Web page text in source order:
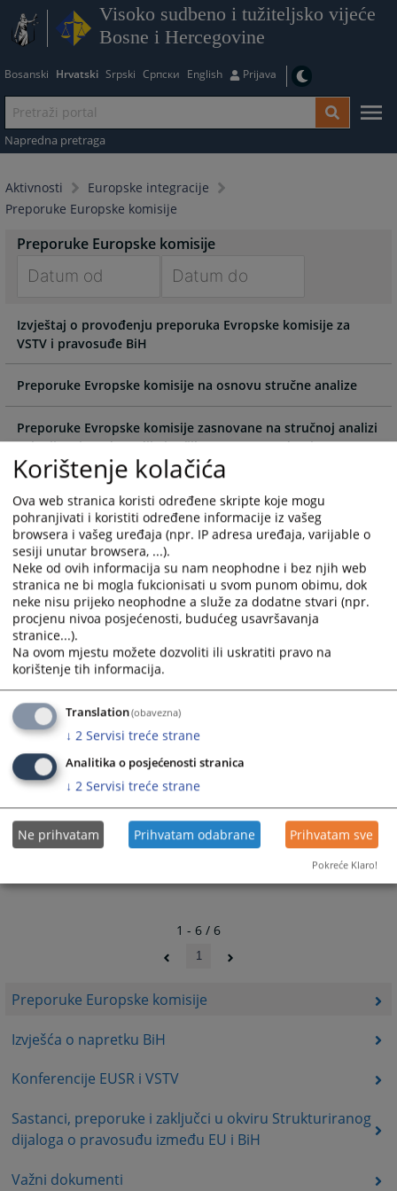
Visoko sudbeno i tužiteljsko vijeće
Bosne i Hercegovine
Bosanski Hrvatski Srpski Српски English Prijava
Napredna pretraga
Aktivnosti
Europske integracije
Preporuke Europske komisije
Preporuke Europske komisije
Izvješća o napretku BiH
Konferencije EUSR i VSTV
Sastanci, preporuke i zaključci u okviru Strukturiranog
dijaloga o pravosuđu između EU i BiH
Važni dokumenti
Preporuke Europske komisije
forward
to
interact
with
the
calendar
and
select
a
date.
Press
the
question
mark
key
to
get
the
keyboard
shortcuts
for
changing
dates.
forward
interact
with
the
calendar
and
select
a
date.
Press
the
question
mark
key
to
the
keyboard
shortcuts
for
changing
dates.
Izvještaj o provođenju preporuka Evropske komisije za
VSTV i pravosuđe BiH
Preporuke Evropske komisije na osnovu stručne analize
Preporuke Evropske komisije zasnovane na stručnoj analizi
ocjenjivanja rada sudija i tužilaca u pravosuđu BiH
Preporuke Evropske komisije zasnovane na stručnoj analizi
finansijskih izvještaja sudija i tužilaca u pravosuđu BiH
Preporuka Evropske komisije zasnovanih na stručnoj
analizi disciplinskih postupaka u pravosuđu BIH
Preporuka Evropske komisije zasnovanih na stručnoj
analizi Poslovnika Visokog sudskog i tužilačkog vijeća
Bosne i Hercegovine
1 - 6 / 6
1
Korištenje kolačića
Ova web stranica koristi određene skripte koje mogu
pohranjivati i koristiti određene informacije iz vašeg
browsera i vašeg uređaja (npr. IP adresa uređaja, varijable o
sesiji unutar browsera, ...).
Neke od ovih informacija su nam neophodne i bez njih web
stranica ne bi mogla fukcionisati u svom punom obimu, dok
neke nisu prijeko neophodne a služe za dodatne stvari (npr.
procjenu nivoa posjećenosti, budućeg usavršavanja
stranice...).
Na ovom mjestu možete dozvoliti ili uskratiti pravo na
korištenje tih informacija.
Translation(obavezna)
↓ 2 Servisi treće strane
Analitika o posjećenosti stranica
↓ 2 Servisi treće strane
Ne prihvatam Prihvatam odabrane Prihvatam sve
Pokreće Klaro!